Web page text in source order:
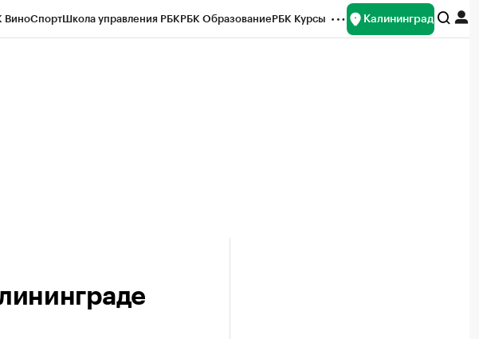
ВиноСпортШкола управления РБКРБК ОбразованиеРБК Курсы Калининград